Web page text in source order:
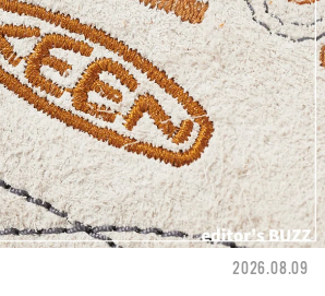
2026.08.09